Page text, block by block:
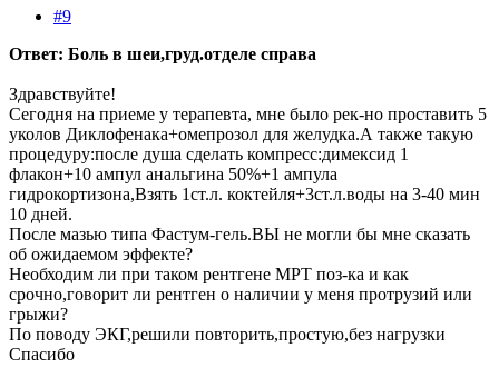
#9
Ответ: Боль в шеи,груд.отделе справа
Здравствуйте!
Сегодня на приеме у терапевта, мне было рек-но проставить 5
уколов Диклофенака+омепрозол для желудка.А также такую
процедуру:после душа сделать компресс:димексид 1
флакон+10 ампул анальгина 50%+1 ампула
гидрокортизона,Взять 1ст.л. коктейля+3ст.л.воды на 3-40 мин
10 дней.
После мазью типа Фастум-гель.ВЫ не могли бы мне сказать
об ожидаемом эффекте?
Необходим ли при таком рентгене МРТ поз-ка и как
срочно,говорит ли рентген о наличии у меня протрузий или
грыжи?
По поводу ЭКГ,решили повторить,простую,без нагрузки
Спасибо